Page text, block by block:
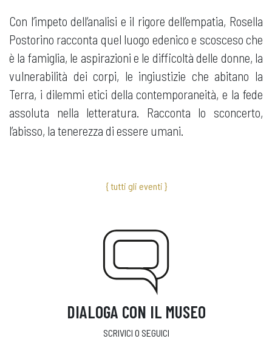
Con l’impeto dell’analisi e il rigore dell’empatia, Rosella
Postorino racconta quel luogo edenico e scosceso che
è la famiglia, le aspirazioni e le difficoltà delle donne, la
vulnerabilità dei corpi, le ingiustizie che abitano la
Terra, i dilemmi etici della contemporaneità, e la fede
assoluta nella letteratura. Racconta lo sconcerto,
l’abisso, la tenerezza di essere umani.
{ tutti gli eventi }
DIALOGA CON IL MUSEO
SCRIVICI O SEGUICI